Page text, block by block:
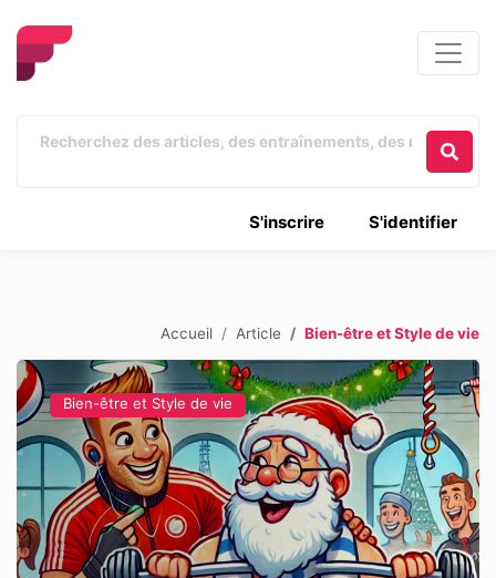
S'identifier
S'inscrire
Accueil Article Bien-être et Style de vie
Bien-être et Style de vie